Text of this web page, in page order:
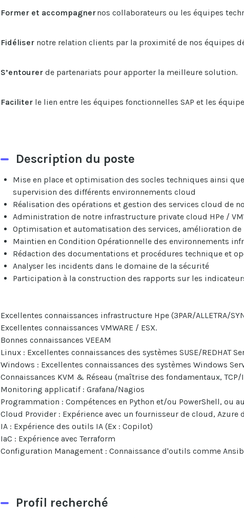
Former et accompagnernos collaborateurs ou les équipes
Fidélisernotre relation clients par la proximité de nos équipes
S’entourer de partenariats pour apporter la meilleure solution.
Faciliterle lien entre les équipes fonctionnelles SAP et les
Description du poste
Mise en place et optimisation des socles techniques ainsi
supervision des différents environnements cloud
Réalisation des opérations et gestion des services cloud de
Administration de notre infrastructure private cloud HPe /
Optimisation et automatisation des services, amélioration de
Maintien en Condition Opérationnelle des environnements
Rédaction des documentations et procédures technique et
Analyser les incidents dans le domaine de la sécurité
Participation à la construction des rapports sur les
Excellentes connaissances infrastructure Hpe (3PAR/ALLETRA/
Excellentes connaissances VMWARE / ESX.
Bonnes connaissances VEEAM
Linux : Excellentes connaissances des systèmes SUSE/REDHAT
Windows : Excellentes connaissances des systèmes Windows
Connaissances KVM & Réseau (maîtrise des fondamentaux, TCP/
Monitoring applicatif : Grafana/Nagios
Programmation : Compétences en Python et/ou PowerShell, ou
Cloud Provider : Expérience avec un fournisseur de cloud, Azure
IA : Expérience des outils IA (Ex : Copilot)
IaC : Expérience avec Terraform
Configuration Management : Connaissance d'outils comme
Profil recherché